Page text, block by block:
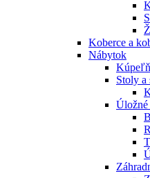
Koberce a
Nábytok
Stoly
Úložné